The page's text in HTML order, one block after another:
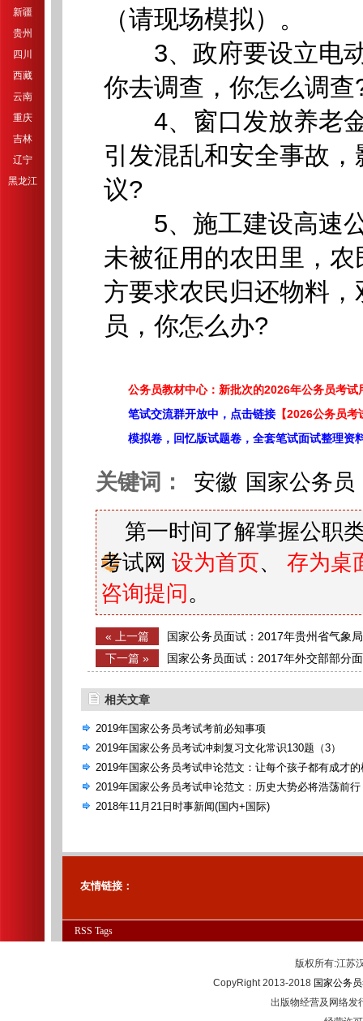
新疆
贵州
四川
西藏
云南
重庆
吉林
辽宁
黑龙江
（请现场模拟）。
3、政府要设立电动
你去调查，你怎么调查
4、窗口发放养老金
引发混乱和安全事故
议?
5、施工建设高速公
未被征用的农田里，
方要求农民归还物料
员，你怎么办?
公务员教材中心：新批次的2026年公务员考试
笔试交流群开放中，点击链接 【2026公务员
模拟卷，回忆版试题卷，全套笔试面试整理资
关键词： 安徽 国家公务员
第一时间了解掌握公职
考试网 设为首页、 存为桌
咨询提问 。
« 上一篇 国家公务员面试：2017年贵州省气象
23日上午）
下一篇 » 国家公务员面试：2017年外交部部分
相关文章
2019年国家公务员考试考前必知事项
2019年国家公务员考试冲刺复习文化常识130题（3）
2019年国家公务员考试申论范文：让每个孩子都有成才的
2019年国家公务员考试申论范文：历史大势必将浩荡前行
2018年11月21日时事新闻(国内+国际)
友情链接：
RSS Tags
版权所有:江
CopyRight 2013-2018 国家公务
出版物经营及网络发